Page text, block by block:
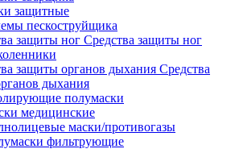
защитные
пескоструйщика
Средства защиты ног
Средства
дыхания
полумаски
медицинские
маски/противогазы
фильтрующие